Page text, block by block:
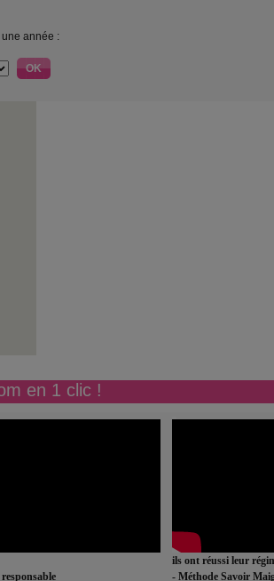
année :
en 1 clic !
ils ont réussi leur
- Méthode Savoir